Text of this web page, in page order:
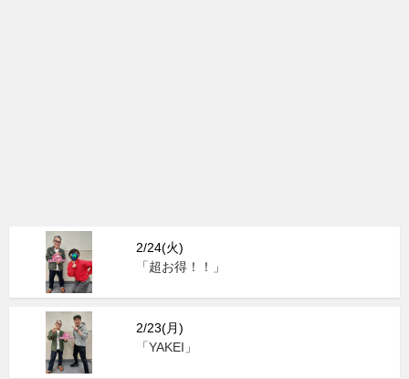
2/24(火)
「超お得！！」
2/23(月)
「YAKEI」